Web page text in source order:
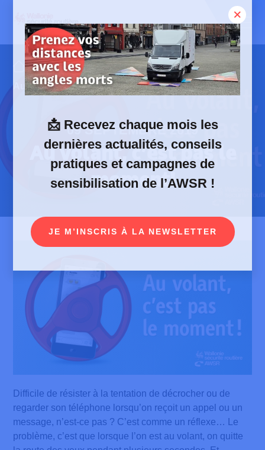
content
Publications
Campagnes
Au volant, c’est pas le moment!
09 SEPTEMBRE 2019
Au volant, c’est pas le
moment!
Difficile de résister à la tentation de décrocher ou de
regarder son téléphone lorsqu’on reçoit un appel ou un
message, n’est-ce pas ? C’est comme un réflexe… Le
problème, c’est que lorsque l’on est au volant, on quitte
📩 Recevez chaque mois les
dernières actualités, conseils
pratiques et campagnes de
sensibilisation de l’AWSR !
JE M’INSCRIS À LA NEWSLETTER